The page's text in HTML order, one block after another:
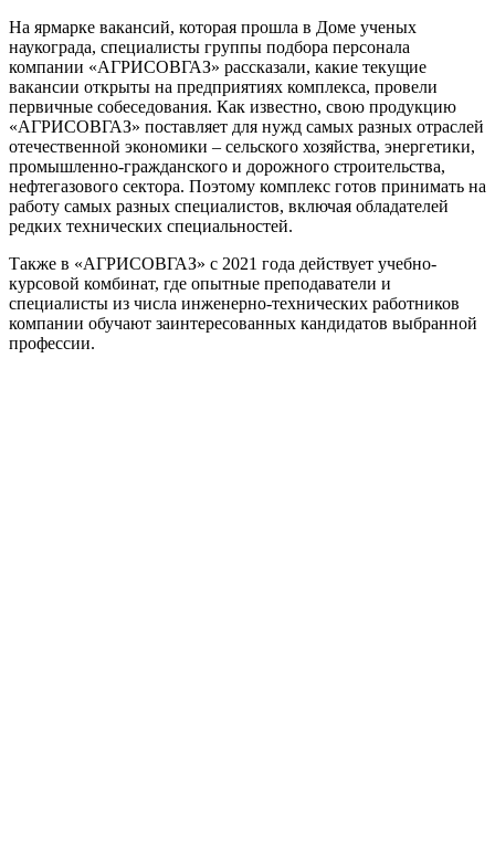
На ярмарке вакансий, которая прошла в Доме ученых
наукограда, специалисты группы подбора персонала
компании «АГРИСОВГАЗ» рассказали, какие текущие
вакансии открыты на предприятиях комплекса, провели
первичные собеседования. Как известно, свою продукцию
«АГРИСОВГАЗ» поставляет для нужд самых разных отраслей
отечественной экономики – сельского хозяйства, энергетики,
промышленно-гражданского и дорожного строительства,
нефтегазового сектора. Поэтому комплекс готов принимать на
работу самых разных специалистов, включая обладателей
редких технических специальностей.
Также в «АГРИСОВГАЗ» с 2021 года действует учебно-
курсовой комбинат, где опытные преподаватели и
специалисты из числа инженерно-технических работников
компании обучают заинтересованных кандидатов выбранной
профессии.